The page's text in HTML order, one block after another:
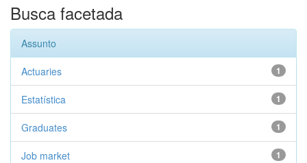
Busca facetada
Assunto
1
Actuaries
1
Estatística
1
Graduates
1
Job market